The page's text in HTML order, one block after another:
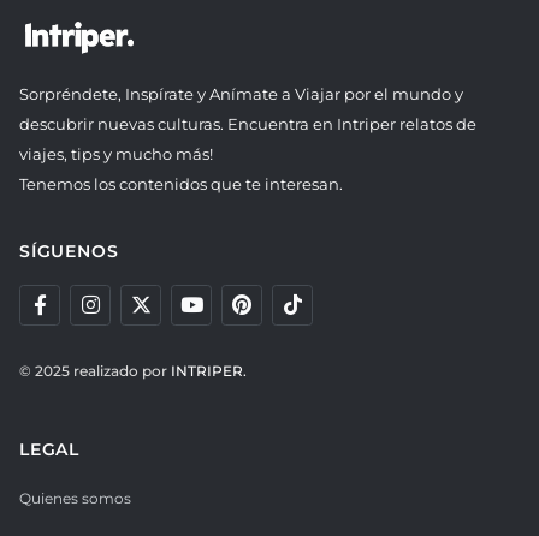
Sorpréndete, Inspírate y Anímate a Viajar por el mundo y
descubrir nuevas culturas. Encuentra en Intriper relatos de
viajes, tips y mucho más!
Tenemos los contenidos que te interesan.
SÍGUENOS
© 2025 realizado por INTRIPER.
LEGAL
Quienes somos